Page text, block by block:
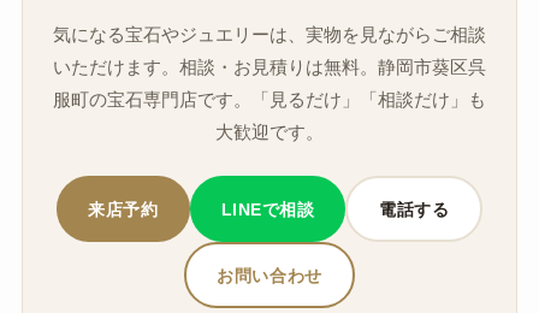
気になる宝石やジュエリーは、実物を見ながらご相談
いただけます。相談・お見積りは無料。静岡市葵区呉
服町の宝石専門店です。「見るだけ」「相談だけ」も
大歓迎です。
来店予約 LINEで相談 電話する
お問い合わせ